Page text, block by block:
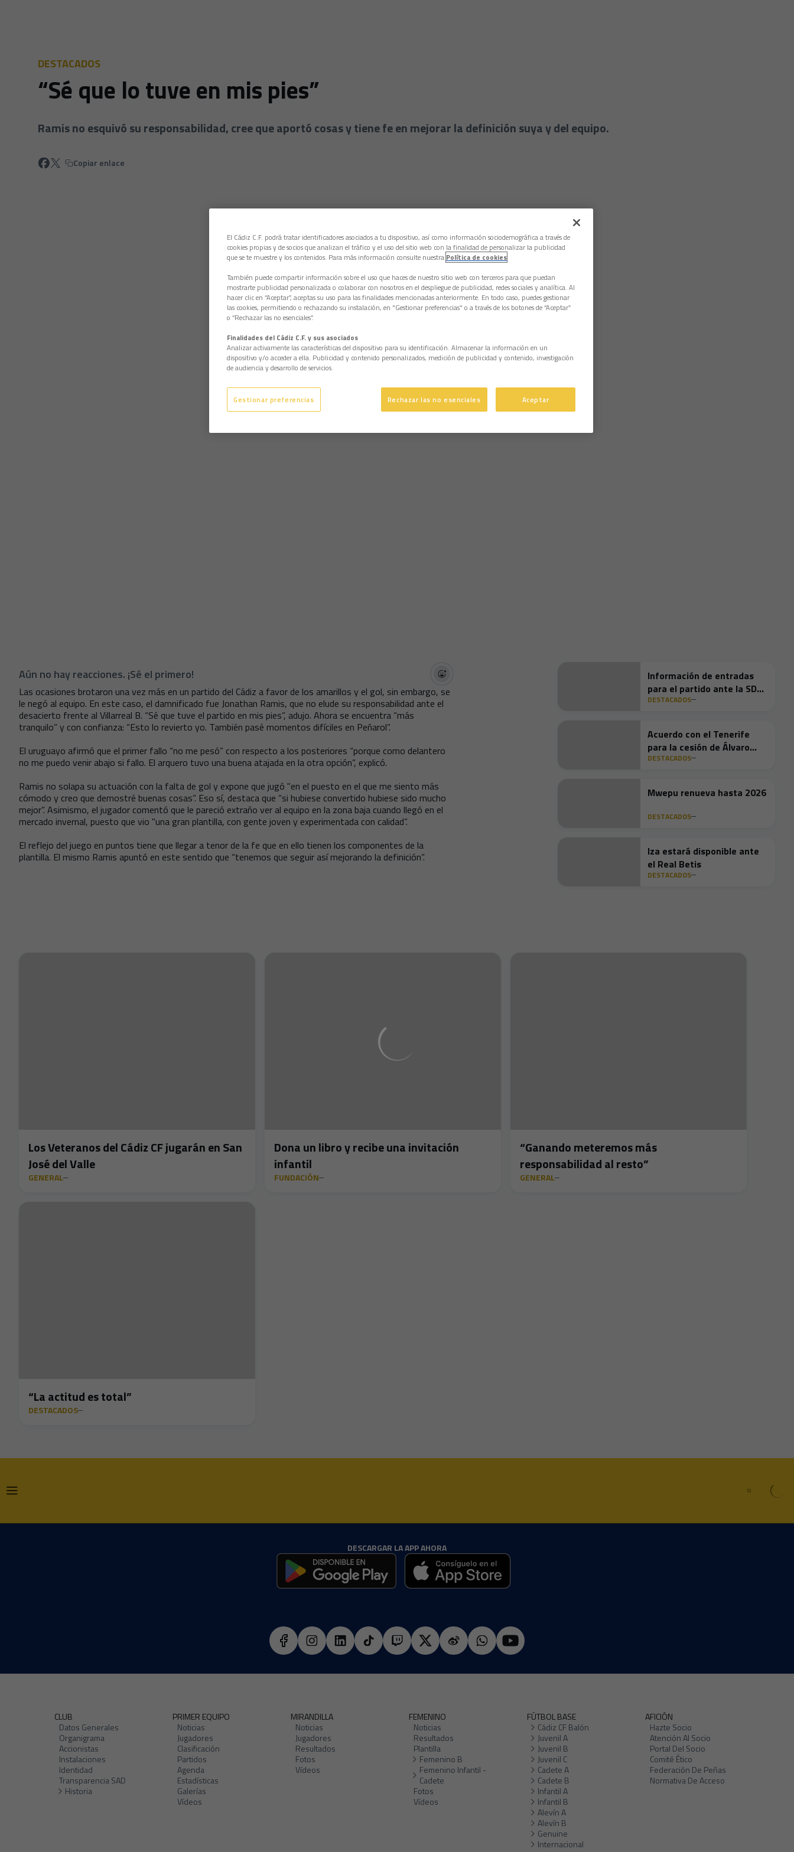
DESTACADOS
“Sé que lo tuve en mis pies”
Ramis no esquivó su responsabilidad, cree que aportó cosas y tiene fe en mejorar la definición suya y del equipo.
Copiar enlace
Aún no hay reacciones. ¡Sé el primero!
Las ocasiones brotaron una vez más en un partido del Cádiz a favor de los amarillos y el gol, sin embargo, se
le negó al equipo. En este caso, el damnificado fue Jonathan Ramis, que no elude su responsabilidad ante el
desacierto frente al Villarreal B. “Sé que tuve el partido en mis pies”, adujo. Ahora se encuentra “más
tranquilo” y con confianza: “Esto lo revierto yo. También pasé momentos difíciles en Peñarol”.
El uruguayo afirmó que el primer fallo “no me pesó” con respecto a los posteriores “porque como delantero
no me puedo venir abajo si fallo. El arquero tuvo una buena atajada en la otra opción”, explicó.
Ramis no solapa su actuación con la falta de gol y expone que jugó "en el puesto en el que me siento más
cómodo y creo que demostré buenas cosas”. Eso sí, destaca que “si hubiese convertido hubiese sido mucho
mejor”. Asimismo, el jugador comentó que le pareció extraño ver al equipo en la zona baja cuando llegó en el
mercado invernal, puesto que vio "una gran plantilla, con gente joven y experimentada con calidad”.
El reflejo del juego en puntos tiene que llegar a tenor de la fe que en ello tienen los componentes de la
plantilla. El mismo Ramis apuntó en este sentido que “tenemos que seguir así mejorando la definición”.
Información de entradas
para el partido ante la SD
Huesca
DESTACADOS
Acuerdo con el Tenerife
para la cesión de Álvaro
Jiménez
DESTACADOS
Mwepu renueva hasta 2026
DESTACADOS
Iza estará disponible ante
el Real Betis
DESTACADOS
Los Veteranos del Cádiz CF jugarán en San
José del Valle
GENERAL
Dona un libro y recibe una invitación
infantil
FUNDACIÓN
“Ganando meteremos más
responsabilidad al resto”
GENERAL
“La actitud es total”
DESTACADOS
DESCARGAR LA APP AHORA
CLUB
Datos Generales
Organigrama
Accionistas
Instalaciones
Identidad
Transparencia SAD
Historia
PRIMER EQUIPO
Noticias
Jugadores
Clasificación
Partidos
Agenda
Estadísticas
Galerías
Vídeos
MIRANDILLA
Noticias
Jugadores
Resultados
Fotos
Vídeos
FEMENINO
Noticias
Resultados
Plantilla
Femenino B
Femenino Infantil -
Cadete
Fotos
Vídeos
FÚTBOL BASE
Cádiz CF Balón
Juvenil A
Juvenil B
Juvenil C
Cadete A
Cadete B
Infantil A
Infantil B
Alevín A
Alevín B
Genuine
Internacional
AFICIÓN
Hazte Socio
Atención Al Socio
Portal Del Socio
Comité Ético
Federación De Peñas
Normativa De Acceso
El Cádiz C.F. podrá tratar identificadores asociados a tu dispositivo, así como información sociodemográfica a través de
cookies propias y de socios que analizan el tráfico y el uso del sitio web con la finalidad de personalizar la publicidad
que se te muestre y los contenidos. Para más información consulte nuestra Política de cookies
También puede compartir información sobre el uso que haces de nuestro sitio web con terceros para que puedan
mostrarte publicidad personalizada o colaborar con nosotros en el despliegue de publicidad, redes sociales y analítica. Al
hacer clic en “Aceptar”, aceptas su uso para las finalidades mencionadas anteriormente. En todo caso, puedes gestionar
las cookies, permitiendo o rechazando su instalación, en "Gestionar preferencias" o a través de los botones de “Aceptar”
o “Rechazar las no esenciales”.
Finalidades del Cádiz C.F. y sus asociados
Analizar activamente las características del dispositivo para su identificación. Almacenar la información en un
dispositivo y/o acceder a ella. Publicidad y contenido personalizados, medición de publicidad y contenido, investigación
de audiencia y desarrollo de servicios.
Gestionar preferencias Rechazar las no esenciales Aceptar